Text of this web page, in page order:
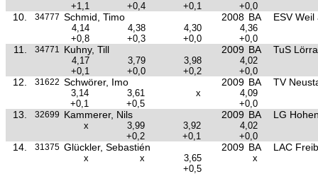
+1,1
+0,4 +0,1 +0,0
10. 34777 Schmid, Timo 2008 BA ESV
4,14 4,38 4,30
4,36
+0,8
+0,3 +0,0 +0,0
11. 34771 Kuhny, Till 2009 BA TuS
4,17 3,79 3,98
4,02
+0,1
+0,0 +0,2 +0,0
12. 31622 Schwörer, Imo 2009 BA TV
3,14 3,61 x
4,09
+0,1
+0,5 +0,0
13. 32699 Kammerer, Nils 2009 BA LG
x 3,99 3,92
4,02
+0,2
+0,1 +0,0
14. 31375 Glückler, Sebastién 2009 BA LAC
x x 3,65
x
+0,5